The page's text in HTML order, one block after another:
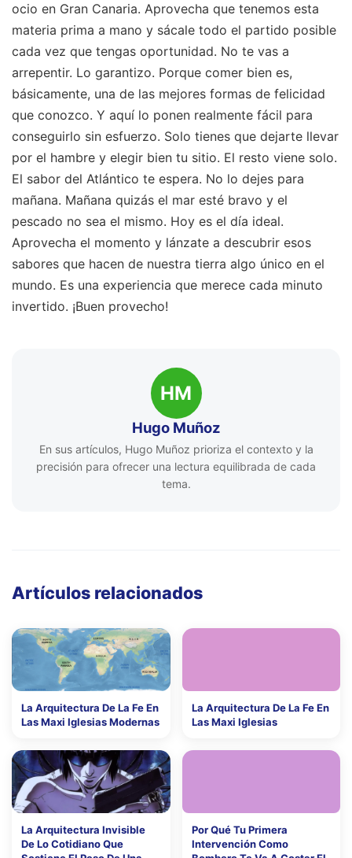
ocio en Gran Canaria. Aprovecha que tenemos esta
materia prima a mano y sácale todo el partido posible
cada vez que tengas oportunidad. No te vas a
arrepentir. Lo garantizo. Porque comer bien es,
básicamente, una de las mejores formas de felicidad
que conozco. Y aquí lo ponen realmente fácil para
conseguirlo sin esfuerzo. Solo tienes que dejarte llevar
por el hambre y elegir bien tu sitio. El resto viene solo.
El sabor del Atlántico te espera. No lo dejes para
mañana. Mañana quizás el mar esté bravo y el
pescado no sea el mismo. Hoy es el día ideal.
Aprovecha el momento y lánzate a descubrir esos
sabores que hacen de nuestra tierra algo único en el
mundo. Es una experiencia que merece cada minuto
invertido. ¡Buen provecho!
HM
Hugo Muñoz
En sus artículos, Hugo Muñoz prioriza el contexto y la
precisión para ofrecer una lectura equilibrada de cada
tema.
Artículos relacionados
La Arquitectura De La Fe En
Las Maxi Iglesias Modernas
La Arquitectura De La Fe En
Las Maxi Iglesias
La Arquitectura Invisible
De Lo Cotidiano Que
Por Qué Tu Primera
Intervención Como